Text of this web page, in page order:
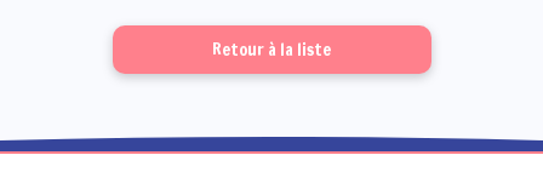
Retour à la liste